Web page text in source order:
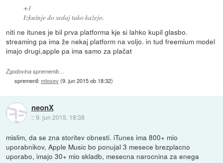
+1
Izkušnje do sedaj tako kažejo.
niti ne itunes je bil prva platforma kje si lahko kupil glasbo.
streaming pa ima že nekaj platform na voljo. in tud freemium model
imajo drugi,apple pa ima samo za plačat
Zgodovina sprememb…
spremenil:mtosev(9. jun 2015 ob 18:32)
neonX
::9. jun 2015, 18:38
mislim, da se zna storitev obnesti. iTunes ima 800+ mio
uporabnikov, Apple Music bo ponujal 3 mesece brezplacno
uporabo, imajo 30+ mio skladb, mesecna narocnina za enega